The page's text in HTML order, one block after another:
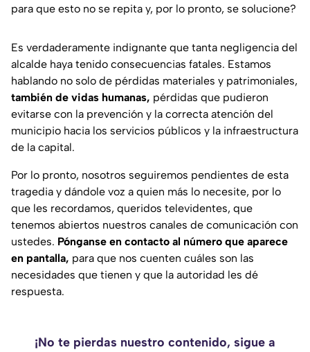
para que esto no se repita y, por lo pronto, se solucione?
Es verdaderamente indignante que tanta negligencia del
alcalde haya tenido consecuencias fatales. Estamos
hablando no solo de pérdidas materiales y patrimoniales,
también de vidas humanas, pérdidas que pudieron
evitarse con la prevención y la correcta atención del
municipio hacia los servicios públicos y la infraestructura
de la capital.
Por lo pronto, nosotros seguiremos pendientes de esta
tragedia y dándole voz a quien más lo necesite, por lo
que les recordamos, queridos televidentes, que
tenemos abiertos nuestros canales de comunicación con
ustedes. Pónganse en contacto al número que aparece
en pantalla, para que nos cuenten cuáles son las
necesidades que tienen y que la autoridad les dé
respuesta.
¡No te pierdas nuestro contenido, sigue a